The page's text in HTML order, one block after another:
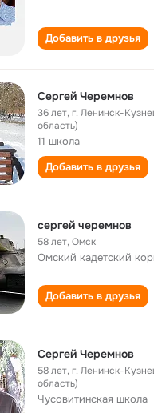
Добавить в друзья
Сергей Черемнов
36 лет,г. Ленинск-
область)
11 школа
Добавить в друзья
сергей черемнов
58 лет,Омск
Омский кадетский
Добавить в друзья
Сергей Черемнов
58 лет,г. Ленинск-
область)
Чусовитинская школа